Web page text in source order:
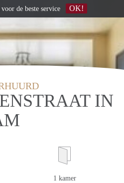
IN
1 kamer
voor de beste service OK!